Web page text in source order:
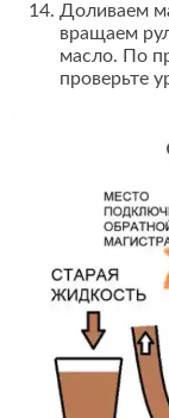
Доливаем
вращаем
масло. По
проверьте